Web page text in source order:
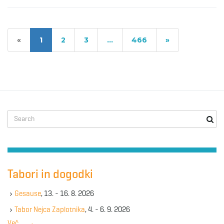
« 1 2 3 … 466 »
e
r
h
e
w
Tabori in dogodki
Gesause, 13. - 16. 8. 2026
Tabor Nejca Zaplotnika, 4. - 6. 9. 2026